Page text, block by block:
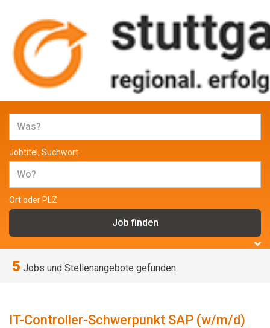
Jobs und Stellenangebote in
Stuttgart
Jobtitel, Suchwort
Ort oder PLZ
5 Jobs und Stellenangebote gefunden
IT-Controller-Schwerpunkt SAP (w/m/d)